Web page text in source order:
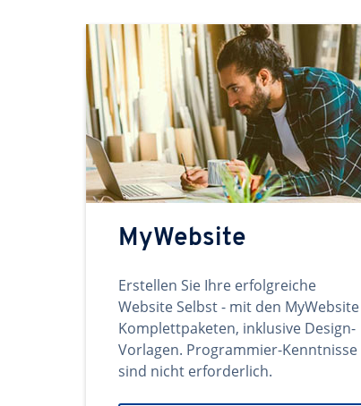
MyWebsite
Erstellen Sie Ihre erfolgreiche
Website Selbst - mit den MyWebsite
Komplettpaketen, inklusive Design-
Vorlagen. Programmier-Kenntnisse
sind nicht erforderlich.